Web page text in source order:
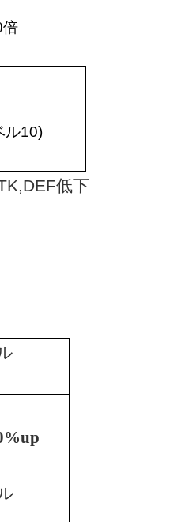
倍
ル10)
低下